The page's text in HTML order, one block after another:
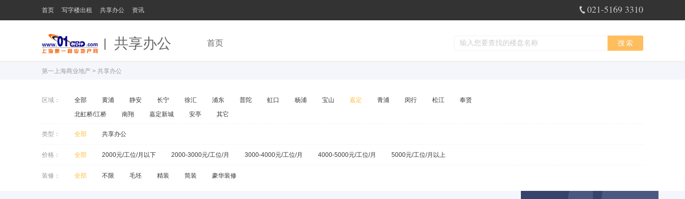
首页 写字楼出租 共享办公 资讯 021-5169 3310
共享办公 首页 搜索
第一上海商业地产 > 共享办公
区域： 全部 黄浦 静安 长宁 徐汇 浦东 普陀 虹口 杨浦 宝山 嘉定 青浦 闵行 松江
奉贤
北虹桥/江桥
南翔 嘉定新城 安亭 其它
类型： 全部 共享办公
价格： 全部 2000元/工位/月以下 2000-3000元/工位/月 3000-4000元/工位/月 4000-5000元/工位/月 5000元/工位/月以上
装修： 全部 不限 毛坯 精装 简装 豪华装修